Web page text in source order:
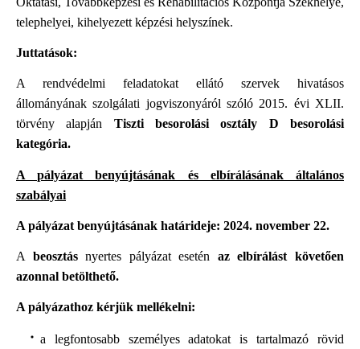
telephelyei, kihelyezett képzési helyszínek.
Juttatások:
A rendvédelmi feladatokat ellátó szervek hivatásos
állományának szolgálati jogviszonyáról szóló 2015. évi XLII.
törvény alapján Tiszti besorolási osztály D besorolási
kategória.
A pályázat benyújtásának és elbírálásának általános
szabályai
A pályázat benyújtásának határideje: 2024. november 22.
A beosztásnyertes pályázat esetén az elbírálást követően
azonnal betölthető.
A pályázathoz kérjük mellékelni:
a legfontosabb személyes adatokat is tartalmazó rövid